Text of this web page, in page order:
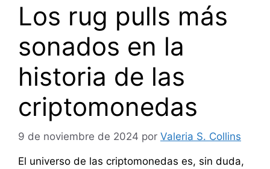
Los rug pulls más
sonados en la
historia de las
criptomonedas
9 de noviembre de 2024 por Valeria S. Collins
El universo de las criptomonedas es, sin duda,